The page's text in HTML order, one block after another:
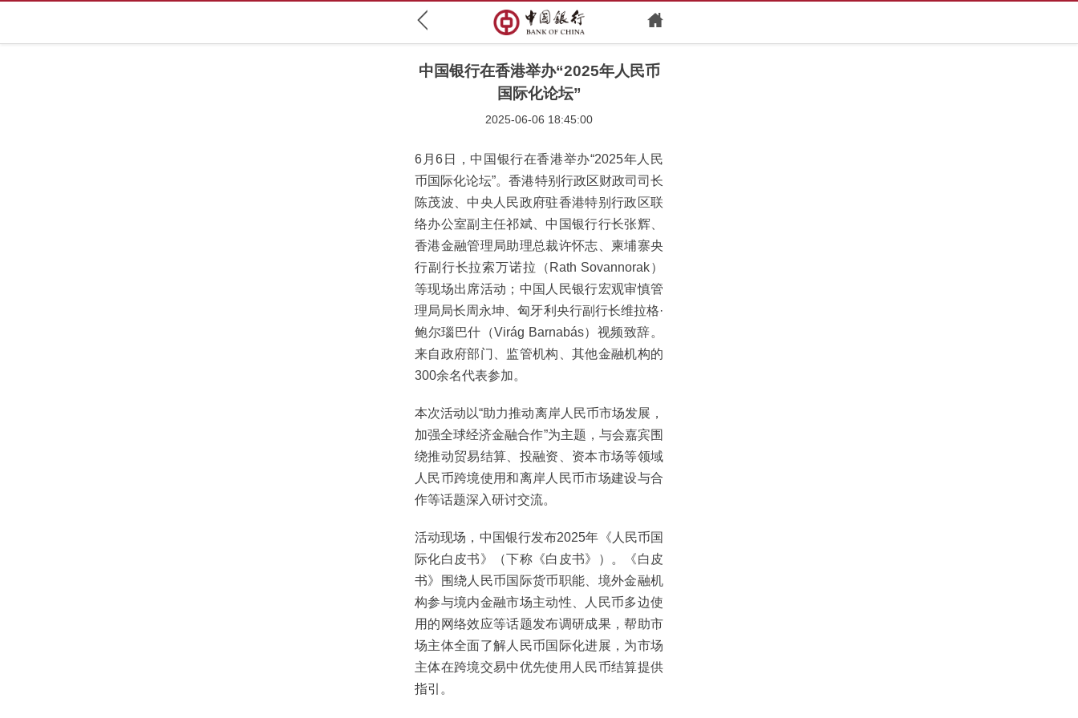
中国银行在香港举办“2025年人民币
国际化论坛”
2025-06-06 18:45:00
6月6日，中国银行在香港举办“2025年人民
币国际化论坛”。香港特别行政区财政司司长
陈茂波、中央人民政府驻香港特别行政区联
络办公室副主任祁斌、中国银行行长张辉、
香港金融管理局助理总裁许怀志、柬埔寨央
行副行长拉索万诺拉（Rath Sovannorak）
等现场出席活动；中国人民银行宏观审慎管
理局局长周永坤、匈牙利央行副行长维拉格·
鲍尔瑙巴什（Virág Barnabás）视频致辞。
来自政府部门、监管机构、其他金融机构的
300余名代表参加。
本次活动以“助力推动离岸人民币市场发展，
加强全球经济金融合作”为主题，与会嘉宾围
绕推动贸易结算、投融资、资本市场等领域
人民币跨境使用和离岸人民币市场建设与合
作等话题深入研讨交流。
活动现场，中国银行发布2025年《人民币国
际化白皮书》（下称《白皮书》）。《白皮
书》围绕人民币国际货币职能、境外金融机
构参与境内金融市场主动性、人民币多边使
用的网络效应等话题发布调研成果，帮助市
场主体全面了解人民币国际化进展，为市场
主体在跨境交易中优先使用人民币结算提供
指引。